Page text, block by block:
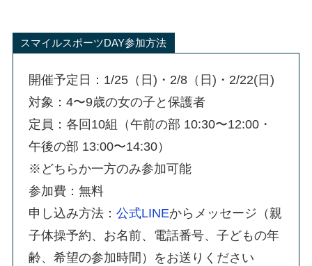
スマイルスポーツDAY参加方法
開催予定日：1/25（日)・2/8（日)・2/22(日)
対象：4〜9歳の女の子と保護者
定員：各回10組（午前の部 10:30〜12:00・
午後の部 13:00〜14:30）
※どちらか一方のみ参加可能
参加費：無料
申し込み方法：公式LINEからメッセージ（親
子体操予約、お名前、電話番号、子どもの年
齢、希望の参加時間）をお送りください